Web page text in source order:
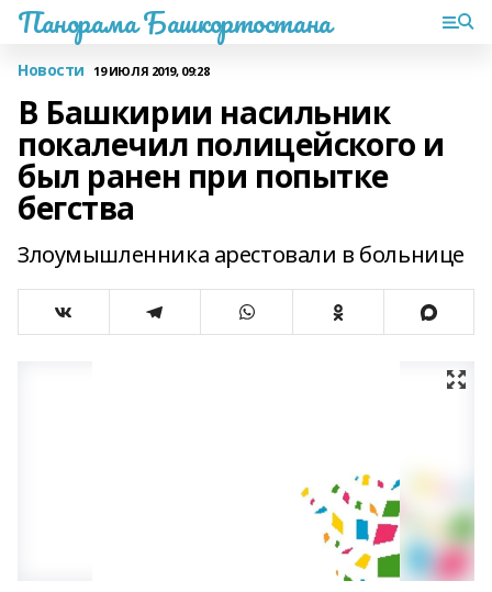
Панорама Башкортостана
Новости 19 ИЮЛЯ 2019, 09:28
В Башкирии насильник
покалечил полицейского и
был ранен при попытке
бегства
Злоумышленника арестовали в больнице